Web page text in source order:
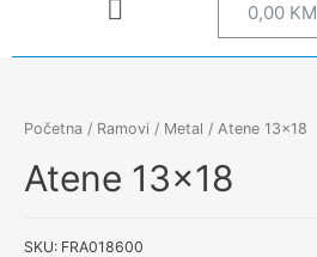
0,00 KM
Početna / Ramovi / Metal / Atene 13×18
Atene 13×18
SKU: FRA018600